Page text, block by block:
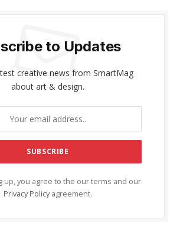
to Updates
creative news from SmartMag
about art & design.
up, you agree to the our terms and our
Privacy Policy agreement.